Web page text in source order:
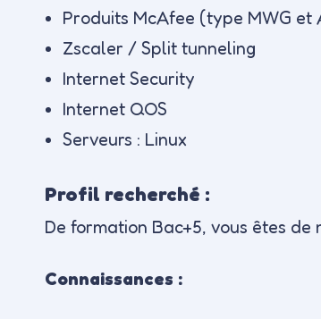
Produits McAfee (type MWG et
Zscaler / Split tunneling
Internet Security
Internet QOS
Serveurs : Linux
Profil recherché :
De formation Bac+5, vous êtes
Connaissances :